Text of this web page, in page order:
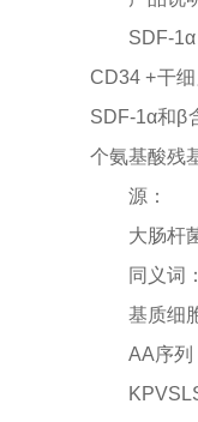
SDF-
CD34 +干
SDF-1α和β
个氨基酸残
源：
大肠杆
同义词
基质细
AA序列